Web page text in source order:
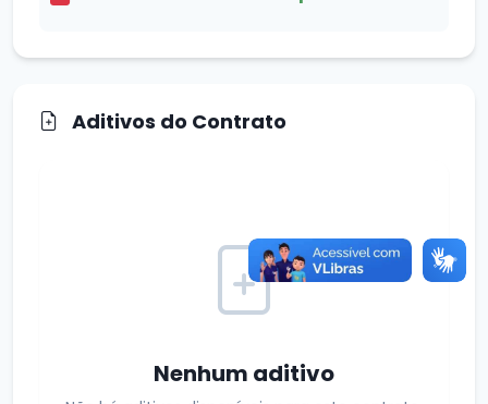
Aditivos do Contrato
Nenhum aditivo